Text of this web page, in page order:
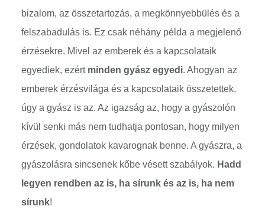
bizalom, az összetartozás, a megkönnyebbülés és a
felszabadulás is. Ez csak néhány példa a megjelenő
érzésekre. Mivel az emberek és a kapcsolataik
egyediek, ezért minden gyász egyedi. Ahogyan az
emberek érzésvilága és a kapcsolataik összetettek,
úgy a gyász is az. Az igazság az, hogy a gyászolón
kívül senki más nem tudhatja pontosan, hogy milyen
érzések, gondolatok kavarognak benne. A gyászra, a
gyászolásra sincsenek kőbe vésett szabályok. Hadd
legyen rendben az is, ha sírunk és az is, ha nem
sírunk!